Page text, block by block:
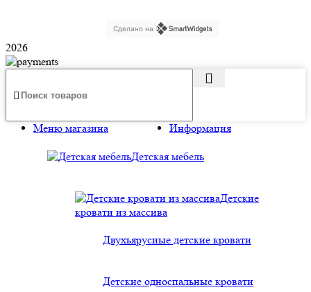
Сделано на
2026
Меню магазина Информация
Детская мебель
Детские
кровати из массива
Двухъярусные детские кровати
Детские односпальные кровати